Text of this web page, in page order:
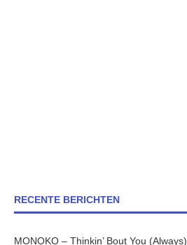
RECENTE BERICHTEN
MONOKO – Thinkin’ Bout You (Always)